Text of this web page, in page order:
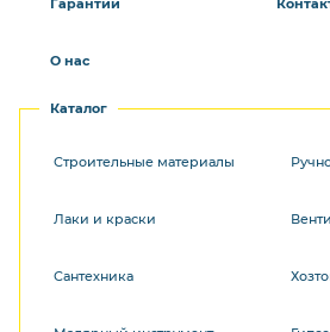
Гарантии
О нас
Каталог
Строительные материалы
Лаки и краски
Сантехника